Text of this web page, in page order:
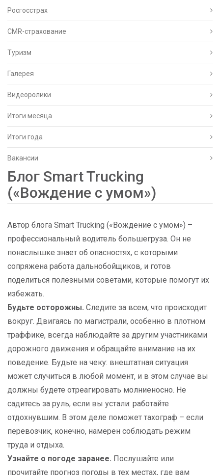
Росгосстрах
CMR-страхование
Туризм
Галерея
Видеоролики
Итоги месяца
Итоги года
Вакансии
Блог Smart Trucking
(«Вождение с умом»)
Автор блога Smart Trucking («Вождение с умом») –
профессиональный водитель большегруза. Он не
понаслышке знает об опасностях, с которыми
сопряжена работа дальнобойщиков, и готов
поделиться полезными советами, которые помогут их
избежать.
Будьте осторожны. Следите за всем, что происходит
вокруг. Двигаясь по магистрали, особенно в плотном
траффике, всегда наблюдайте за другим участниками
дорожного движения и обращайте внимание на их
поведение. Будьте на чеку: внештатная ситуация
может случиться в любой момент, и в этом случае вы
должны будете отреагировать молниеносно. Не
садитесь за руль, если вы устали: работайте
отдохнувшим. В этом деле поможет тахограф – если
перевозчик, конечно, намерен соблюдать режим
труда и отдыха.
Узнайте о погоде заранее. Послушайте или
прочитайте прогноз погоды в тех местах, где вам